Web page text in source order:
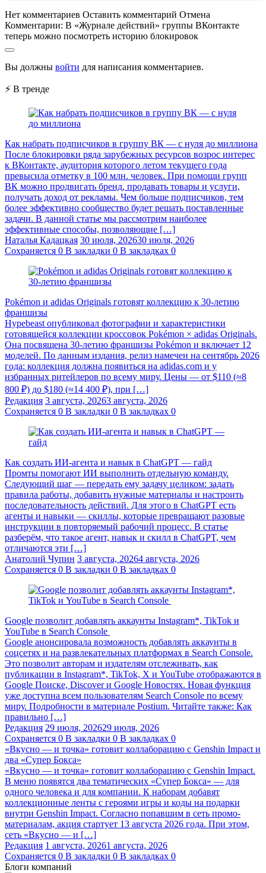
Нет комментариев Оставить комментарий Отмена
Комментарии: В «Журнале действий» группы ВКонтакте
теперь можно посмотреть историю блокировок
Вы должны войти для написания комментариев.
⚡ В тренде
Как набрать подписчиков в группу ВК — с нуля до миллиона
После блокировки ряда зарубежных ресурсов возрос интерес
к ВКонтакте, аудитория которого летом текущего года
превысила отметку в 100 млн. человек. При помощи групп
ВК можно продвигать бренд, продавать товары и услуги,
получать доход от рекламы. Чем больше подписчиков, тем
более эффективно сообщество будет решать поставленные
задачи. В данной статье мы рассмотрим наиболее
эффективные способы, позволяющие […]
Наталья Кадацкая 30 июля, 202630 июля, 2026
Сохраняется 0 В закладки 0 В закладках 0
Pokémon и adidas Originals готовят коллекцию к 30-летию
франшизы
Hypebeast опубликовал фотографии и характеристики
готовящейся коллекции кроссовок Pokémon × adidas Originals.
Она посвящена 30-летию франшизы Pokémon и включает 12
моделей. По данным издания, релиз намечен на сентябрь 2026
года: коллекция должна появиться на adidas.com и у
избранных ритейлеров по всему миру. Цены — от $110 (≈8
800 ₽) до $180 (≈14 400 ₽), при […]
Редакция 3 августа, 20263 августа, 2026
Сохраняется 0 В закладки 0 В закладках 0
Как создать ИИ-агента и навык в ChatGPT — гайд
Промты помогают ИИ выполнить отдельную команду.
Следующий шаг — передать ему задачу целиком: задать
правила работы, добавить нужные материалы и настроить
последовательность действий. Для этого в ChatGPT есть
агенты и навыки — скиллы, которые превращают разовые
инструкции в повторяемый рабочий процесс. В статье
разберём, что такое агент, навык и скилл в ChatGPT, чем
отличаются эти […]
Анатолий Чупин 3 августа, 20264 августа, 2026
Сохраняется 0 В закладки 0 В закладках 0
Google позволит добавлять аккаунты Instagram*, TikTok и
YouTube в Search Console
Google анонсировала возможность добавлять аккаунты в
соцсетях и на развлекательных платформах в Search Console.
Это позволит авторам и издателям отслеживать, как
публикации в Instagram*, TikTok, X и YouTube отображаются в
Google Поиске, Discover и Google Новостях. Новая функция
уже доступна всем пользователям Search Console по всему
миру. Подробности в материале Postium. Читайте также: Как
правильно […]
Редакция 29 июля, 202629 июля, 2026
Сохраняется 0 В закладки 0 В закладках 0
«Вкусно — и точка» готовит коллаборацию с Genshin Impact и
два «Супер Бокса»
«Вкусно — и точка» готовит коллаборацию с Genshin Impact.
В меню появятся два тематических «Супер Бокса» — для
одного человека и для компании. К наборам добавят
коллекционные ленты с героями игры и коды на подарки
внутри Genshin Impact. Согласно попавшим в сеть промо-
материалам, акция стартует 13 августа 2026 года. При этом,
сеть «Вкусно — и […]
Редакция 1 августа, 20261 августа, 2026
Сохраняется 0 В закладки 0 В закладках 0
Блоги компаний